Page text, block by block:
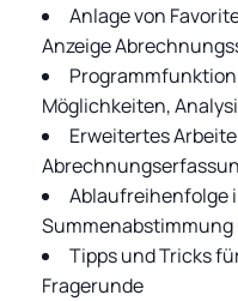
Anlage von
Anzeige
Möglichkeiten,
Erweitertes
Ablaufreihenfolge
Summenabstimmung
Tipps und Tricks
Fragerunde